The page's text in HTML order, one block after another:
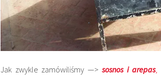
Jak zwykle zamówiliśmy —> sosnos i arepas,